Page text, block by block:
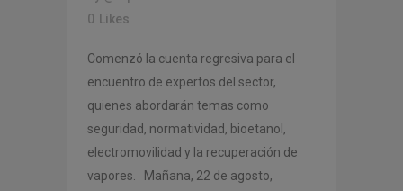
0
Likes
Comenzó la cuenta regresiva para el
encuentro de expertos del sector,
quienes abordarán temas como
seguridad, normatividad, bioetanol,
electromovilidad y la recuperación de
vapores. Mañana, 22 de agosto,